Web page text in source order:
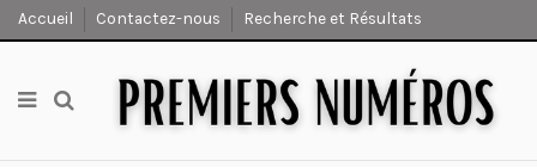
Accueil Contactez-nous Recherche et Résultats